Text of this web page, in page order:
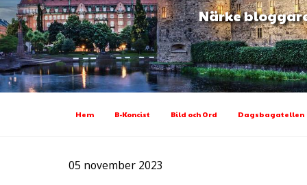
Närke
Hem B-Koncist Bild och Ord Dagsbagatellen
05 november 2023